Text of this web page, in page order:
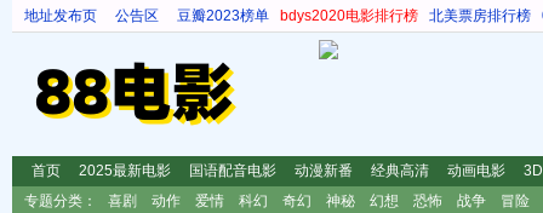
地址发布页 公告区 豆瓣2023榜单 bdys2020电影排行榜 北美票房排行榜
首页 2025最新电影 国语配音电影 动漫新番 经典高清 动画电影
专题分类：
喜剧 动作 爱情 科幻 奇幻 神秘 幻想 恐怖 战争 冒险